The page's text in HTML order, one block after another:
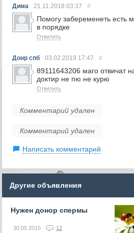
Дима 21.11.2018 03:37 #
Помогу забеременеть есть
в порядке
Ответить
Донр спб 03.02.2019 17:47 #
89111643206 маго отвичат
доктир не пю не курю
Ответить
Комментарий удален
Комментарий удален
Написать комментарий
Другие объявления
Нужен донор спермы
30.05.2015 12